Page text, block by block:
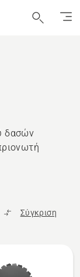
δασών
Σύγκριση